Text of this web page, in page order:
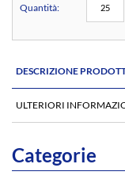
Quantità:
DESCRIZIONE
ULTERIORI
Categorie